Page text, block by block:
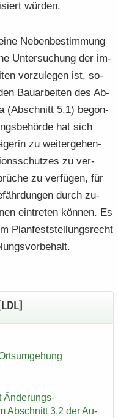
wür­den.
Ne­ben­be­stim­mung
Un­ter­su­chung der im­
vor­zu­le­gen ist, so­
Bau­ar­bei­ten des Ab­
(Ab­schnitt 5.1) be­gon­
hat sich
zu wei­ter­ge­hen­
zu ver­
zu ver­fü­gen, für
durch zu­
ein­tre­ten kön­nen. Es
Plan­fest­stel­lungs­recht
Änderungs-​
Ab­schnitt 3.2 der Au­